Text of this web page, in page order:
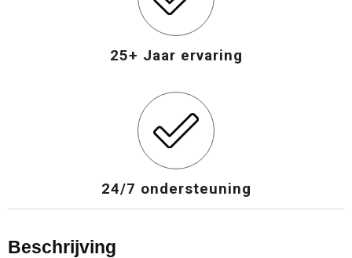
25+ Jaar ervaring
24/7 ondersteuning
Beschrijving